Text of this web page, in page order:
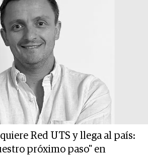
Red UTS y llega al país:
próximo paso" en